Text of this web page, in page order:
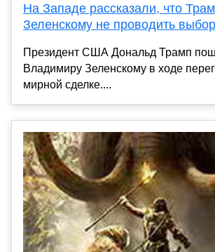
На Западе рассказали, что
Зеленскому не проводить
Президент США Дональд Трамп
Владимиру Зеленскому в ходе
мирной сделке....